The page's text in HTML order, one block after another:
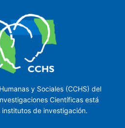
y Sociales (CCHS) del
Científicas está
de investigación.